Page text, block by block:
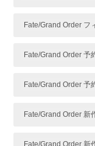
Fate/Grand Order フ
Fate/Grand Order 予
Fate/Grand Order 予
Fate/Grand Order 新
Fate/Grand Order 新